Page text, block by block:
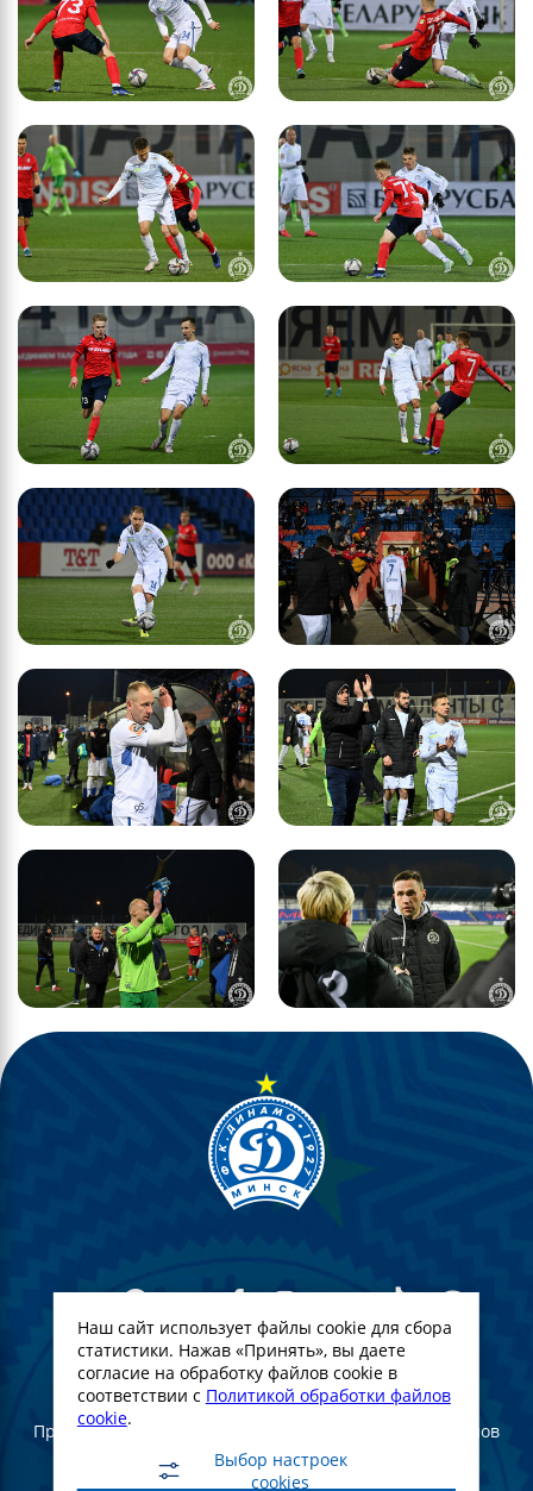
© Футбольный Клуб Динамо-Минск. 2022
При полном или частичном использовании материалов
ссылка на официальный сайт ФК Динамо Минск
обязательна
Наш сайт использует файлы cookie для сбора
статистики. Нажав «Принять», вы даете
согласие на обработку файлов cookie в
соответствии с Политикой обработки файлов
cookie.
Выбор настроек
cookies